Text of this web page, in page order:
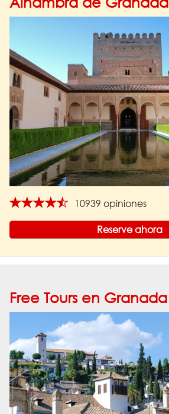
★★★★★ 10939 opiniones
Reserve ahora
Free Tours en Granada